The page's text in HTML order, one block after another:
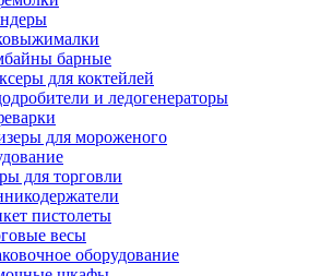
барные
для коктейлей
и ледогенераторы
для мороженого
для торговли
пистолеты
весы
оборудование